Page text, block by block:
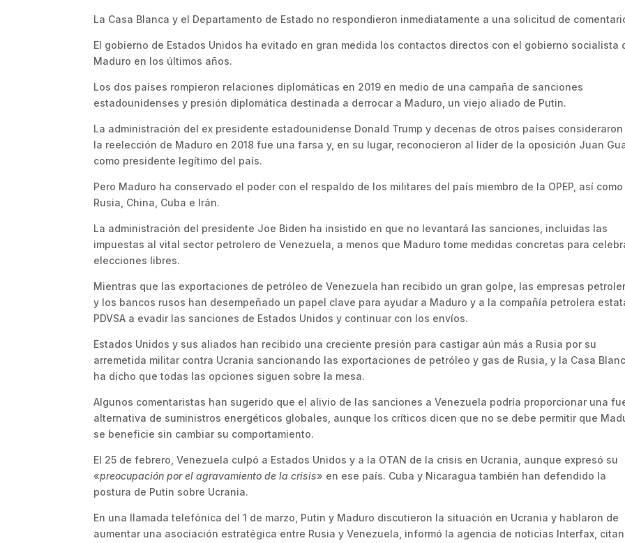
La Casa Blanca y el Departamento de Estado no respondieron inmediatamente a una solicitud de
El gobierno de Estados Unidos ha evitado en gran medida los contactos directos con el gobierno socialista
Maduro en los últimos años.
Los dos países rompieron relaciones diplomáticas en 2019 en medio de una campaña de sanciones
estadounidenses y presión diplomática destinada a derrocar a Maduro, un viejo aliado de Putin.
La administración del ex presidente estadounidense Donald Trump y decenas de otros países
la reelección de Maduro en 2018 fue una farsa y, en su lugar, reconocieron al líder de la oposición Juan
como presidente legítimo del país.
Pero Maduro ha conservado el poder con el respaldo de los militares del país miembro de la OPEP, así
Rusia, China, Cuba e Irán.
La administración del presidente Joe Biden ha insistido en que no levantará las sanciones, incluidas las
impuestas al vital sector petrolero de Venezuela, a menos que Maduro tome medidas concretas para
elecciones libres.
Mientras que las exportaciones de petróleo de Venezuela han recibido un gran golpe, las empresas
y los bancos rusos han desempeñado un papel clave para ayudar a Maduro y a la compañía petrolera
PDVSA a evadir las sanciones de Estados Unidos y continuar con los envíos.
Estados Unidos y sus aliados han recibido una creciente presión para castigar aún más a Rusia por su
arremetida militar contra Ucrania sancionando las exportaciones de petróleo y gas de Rusia, y la Casa
ha dicho que todas las opciones siguen sobre la mesa.
Algunos comentaristas han sugerido que el alivio de las sanciones a Venezuela podría proporcionar una
alternativa de suministros energéticos globales, aunque los críticos dicen que no se debe permitir que
se beneficie sin cambiar su comportamiento.
El 25 de febrero, Venezuela culpó a Estados Unidos y a la OTAN de la crisis en Ucrania, aunque expresó su
«preocupación por el agravamiento de la crisis» en ese país. Cuba y Nicaragua también han defendido la
postura de Putin sobre Ucrania.
En una llamada telefónica del 1 de marzo, Putin y Maduro discutieron la situación en Ucrania y hablaron de
aumentar una asociación estratégica entre Rusia y Venezuela, informó la agencia de noticias Interfax,